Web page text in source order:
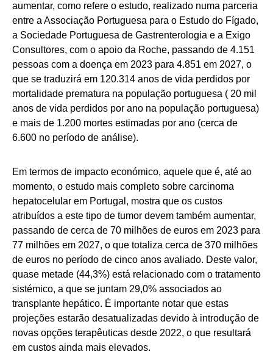
aumentar, como refere o estudo, realizado numa parceria
entre a Associação Portuguesa para o Estudo do Fígado,
a Sociedade Portuguesa de Gastrenterologia e a Exigo
Consultores, com o apoio da Roche, passando de 4.151
pessoas com a doença em 2023 para 4.851 em 2027, o
que se traduzirá em 120.314 anos de vida perdidos por
mortalidade prematura na população portuguesa ( 20 mil
anos de vida perdidos por ano na população portuguesa)
e mais de 1.200 mortes estimadas por ano (cerca de
6.600 no período de análise).
Em termos de impacto económico, aquele que é, até ao
momento, o estudo mais completo sobre carcinoma
hepatocelular em Portugal, mostra que os custos
atribuídos a este tipo de tumor devem também aumentar,
passando de cerca de 70 milhões de euros em 2023 para
77 milhões em 2027, o que totaliza cerca de 370 milhões
de euros no período de cinco anos avaliado. Deste valor,
quase metade (44,3%) está relacionado com o tratamento
sistémico, a que se juntam 29,0% associados ao
transplante hepático. É importante notar que estas
projeções estarão desatualizadas devido à introdução de
novas opções terapêuticas desde 2022, o que resultará
em custos ainda mais elevados.